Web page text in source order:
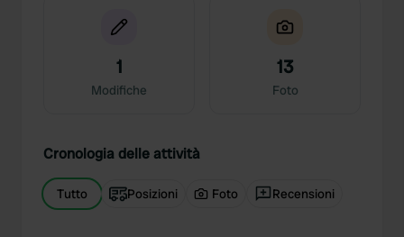
1
Modifiche
13
Foto
Cronologia delle attività
Tutto Posizioni Foto Recensioni